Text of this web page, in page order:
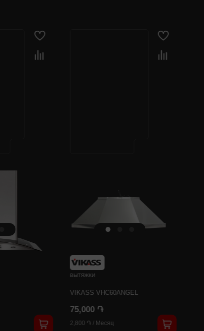
ВЫТЯЖКИ
VIKASS VHC60ANGEL
75,000 ֏
2,800 ֏ / Месяц